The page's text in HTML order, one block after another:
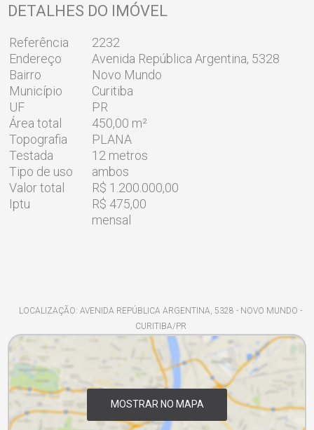
DETALHES DO IMÓVEL
Referência
2232
Endereço
Avenida República Argentina, 5328
Bairro
Novo Mundo
Município
Curitiba
UF
PR
Área total
450,00 m²
Topografia
PLANA
Testada
12 metros
Tipo de uso
ambos
Valor total
R$ 1.200.000,00
Iptu
R$ 475,00
mensal
LOCALIZAÇÃO: AVENIDA REPÚBLICA ARGENTINA, 5328 - NOVO MUNDO -
CURITIBA/PR
MOSTRAR NO MAPA